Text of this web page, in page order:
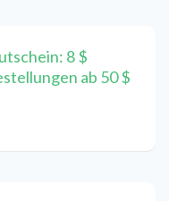
8 $
ab 50 $